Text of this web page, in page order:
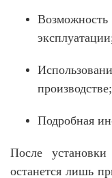
производстве;
Подробная
После
останется лишь